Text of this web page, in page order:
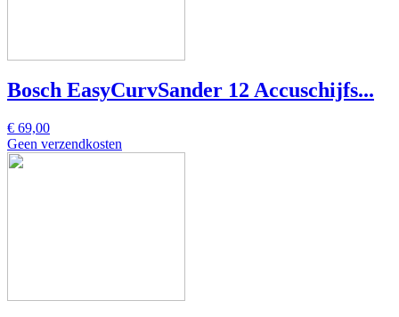
Bosch EasyCurvSander 12 Accuschijfs...
€ 69,00
Geen verzendkosten